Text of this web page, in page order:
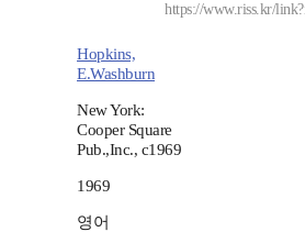
https://www.riss.kr/
Hopkins,
E.Washburn
New York:
Cooper Square
Pub.,Inc., c1969
1969
영어